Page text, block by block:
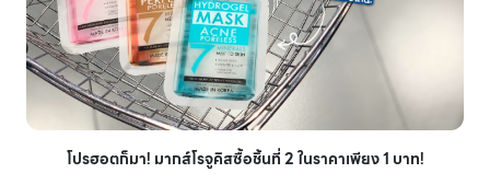
โปรฮอตก็มา! มากส์โรจูคิสซื้อชิ้นที่ 2 ในราคาเพียง 1 บาท!